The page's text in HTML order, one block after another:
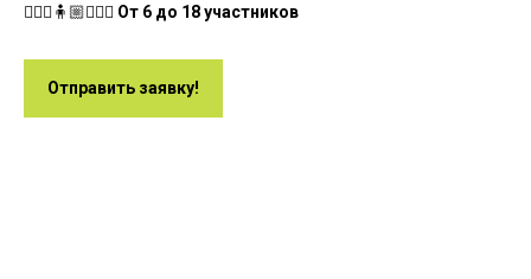
🧍🏻‍♀️🧍🏼🧍🏻‍♂️ От 6 до 18 участников
Отправить заявку!